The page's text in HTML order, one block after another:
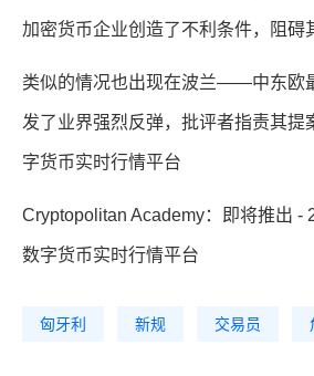
加密货币企业创造了不利条件，阻
类似的情况也出现在波兰——中东欧
发了业界强烈反弹，批评者指责其
字货币实时行情平台
Cryptopolitan Academy：即将推出 -
数字货币实时行情平台
匈牙利 新规 交易员